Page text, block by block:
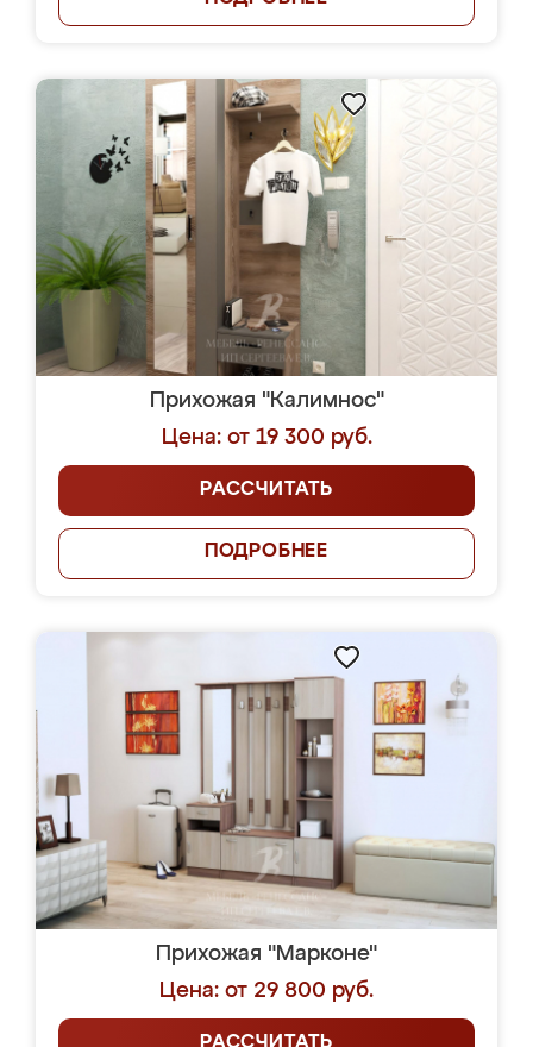
Прихожая "Калимнос"
Цена: от 19 300 руб.
РАССЧИТАТЬ
ПОДРОБНЕЕ
Прихожая "Марконе"
Цена: от 29 800 руб.